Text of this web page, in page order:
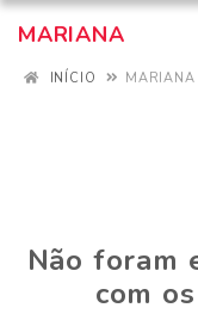
MARIANA
INÍCIO MARIANA
Não foram
com